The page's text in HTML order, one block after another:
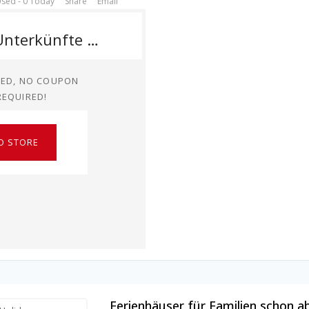
Holidu Unterkünfte ab 50€ zum Jahresbeginn 2026
NO COUPON
STORE
Ferienhäuser für Familien schon